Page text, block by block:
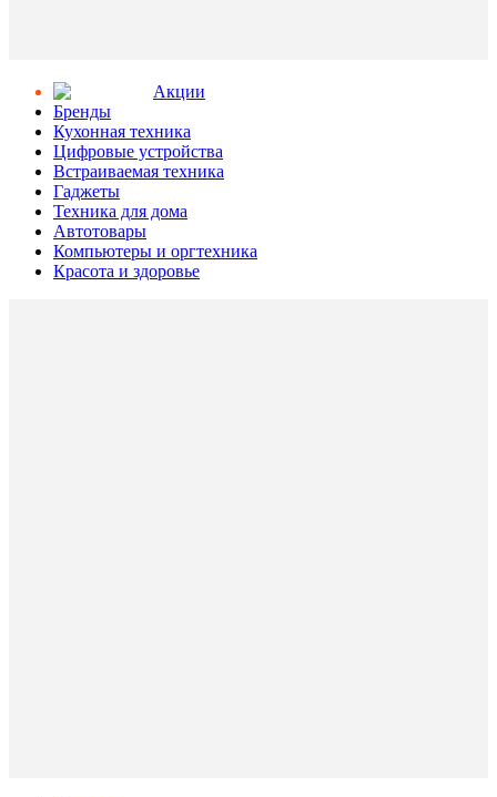
Aкции
Бренды
Кухонная техника
Цифровые устройства
Встраиваемая техника
Гаджеты
Техника для дома
Автотовары
Компьютеры и оргтехника
Красота и здоровье